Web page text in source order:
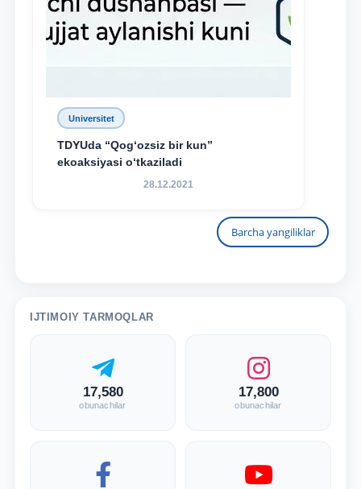
Universitet
TDYUda “Qog‘ozsiz bir kun”
ekoaksiyasi o‘tkaziladi
28.12.2021
Barcha yangiliklar
IJTIMOIY TARMOQLAR
17,580
obunachilar
17,800
obunachilar